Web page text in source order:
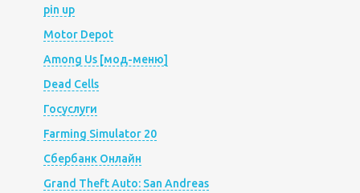
pin up
Motor Depot
Among Us [мод-меню]
Dead Cells
Госуслуги
Farming Simulator 20
Сбербанк Онлайн
Grand Theft Auto: San Andreas